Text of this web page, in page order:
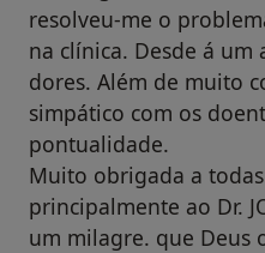
resolveu-me o
na clínica. Desde á
dores. Além de muito
simpático com os
pontualidade.
Muito obrigada a
principalmente ao Dr.
um milagre. que Deus